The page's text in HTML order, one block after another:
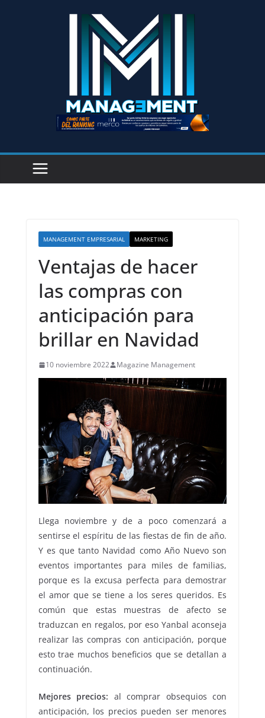
MANAGEMENT EMPRESARIAL MARKETING
Ventajas de hacer
las compras con
anticipación para
brillar en Navidad
10 noviembre 2022 Magazine Management
Llega noviembre y de a poco comenzará a
sentirse el espíritu de las fiestas de fin de año.
Y es que tanto Navidad como Año Nuevo son
eventos importantes para miles de familias,
porque es la excusa perfecta para demostrar
el amor que se tiene a los seres queridos. Es
común que estas muestras de afecto se
traduzcan en regalos, por eso Yanbal aconseja
realizar las compras con anticipación, porque
esto trae muchos beneficios que se detallan a
continuación.
Mejores precios: al comprar obsequios con
anticipación, los precios pueden ser menores